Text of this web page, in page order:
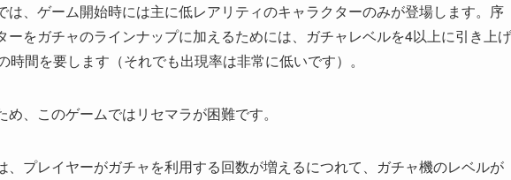
は、ゲーム開始時には主に低レアリティのキャラクターのみが登場します。序
ーをガチャのラインナップに加えるためには、ガチャレベルを4以上に引き上げ
間を要します（それでも出現率は非常に低いです）。
、このゲームではリセマラが困難です。
、プレイヤーがガチャを利用する回数が増えるにつれて、ガチャ機のレベルが